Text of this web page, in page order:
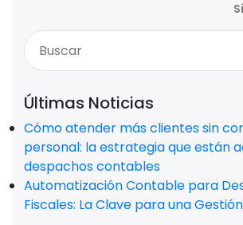
Últimas Noticias
Cómo atender más clientes sin
personal: la estrategia que están
despachos contables
Automatización Contable para
Fiscales: La Clave para una